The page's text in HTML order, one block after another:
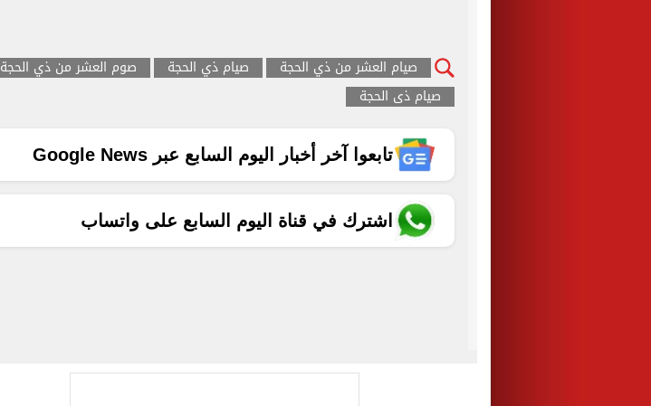
صيام العشر من ذي الحجة صيام ذي الحجة
صوم العشر من ذي الحجة
صيام ذى الحجة
تابعوا آخر أخبار اليوم السابع عبر Google News
اشترك في قناة اليوم السابع على واتساب